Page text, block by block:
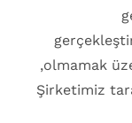
olmamak
-Şirketimiz